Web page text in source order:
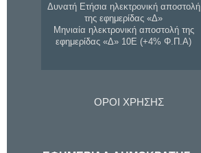
Δυνατή Ετήσια ηλεκτρονική αποστολή
της εφημερίδας «Δ»
Μηνιαία ηλεκτρονική αποστολή της
εφημερίδας «Δ» 10Ε (+4% Φ.Π.Α)
ΟΡΟΙ ΧΡΗΣΗΣ